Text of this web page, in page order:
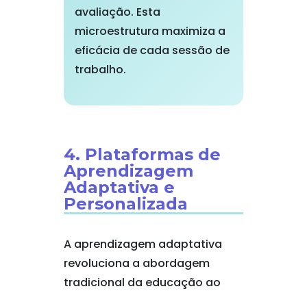
avaliação. Esta
microestrutura maximiza a
eficácia de cada sessão de
trabalho.
4. Plataformas de
Aprendizagem
Adaptativa e
Personalizada
A aprendizagem adaptativa
revoluciona a abordagem
tradicional da educação ao